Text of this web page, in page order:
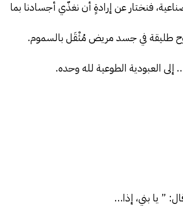
فنختار عن إرادةٍ أن نغذّي أجسادنا بما
طليقة في جسد مريض مُثْقَل بالسموم.
العبودية الطوعية لله وحده.
” يا بني، إذا…